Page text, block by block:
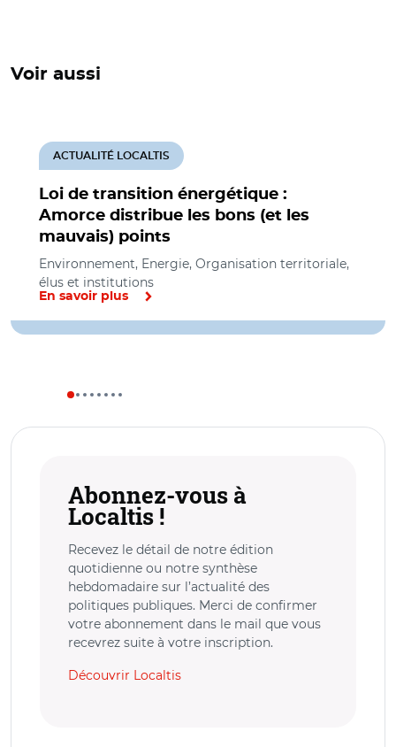
Voir aussi
Loi de transition énergétique :
Amorce distribue les bons (et les
mauvais) points
ACTUALITÉ LOCALTIS
Environnement, Energie, Organisation territoriale,
élus et institutions
En savoir plus
Abonnez-vous à
Localtis !
Recevez le détail de notre édition
quotidienne ou notre synthèse
hebdomadaire sur l’actualité des
politiques publiques. Merci de confirmer
votre abonnement dans le mail que vous
recevrez suite à votre inscription.
Découvrir Localtis